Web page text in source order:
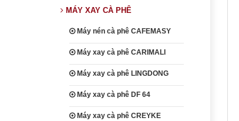
MÁY XAY CÀ PHÊ
Máy nén cà phê CAFEMASY
Máy xay cà phê CARIMALI
Máy xay cà phê LINGDONG
Máy xay cà phê DF 64
Máy xay cà phê CREYKE